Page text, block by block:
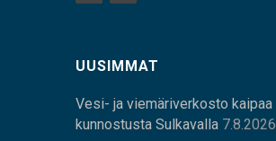
UUSIMMAT
Vesi- ja viemäriverkosto kaipaa
kunnostusta Sulkavalla 7.8.2026